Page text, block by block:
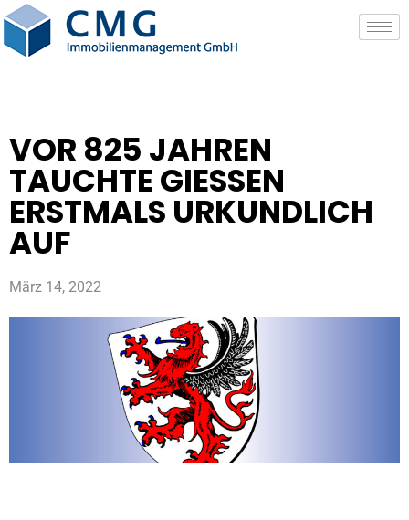
VOR 825 JAHREN
TAUCHTE GIESSEN E
RSTMALS URKUNDLICH A
UF
März 14, 2022